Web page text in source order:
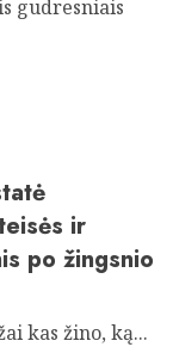
gudresniais
ir
po žingsnio
kas žino, ką...